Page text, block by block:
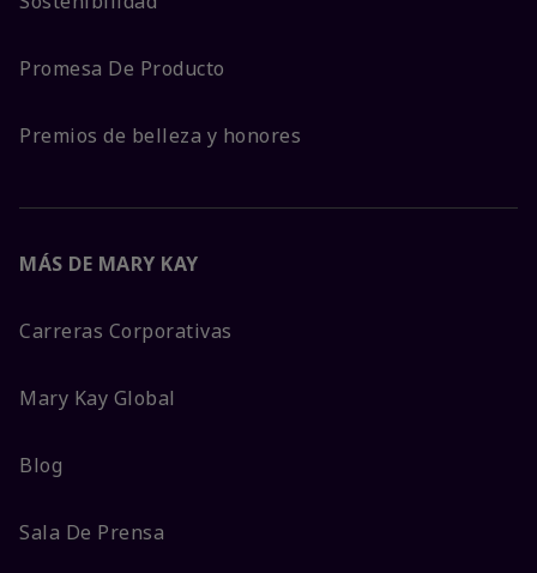
Promesa De Producto
Premios de belleza y honores
MÁS DE MARY KAY
Carreras Corporativas
Mary Kay Global
Blog
Sala De Prensa